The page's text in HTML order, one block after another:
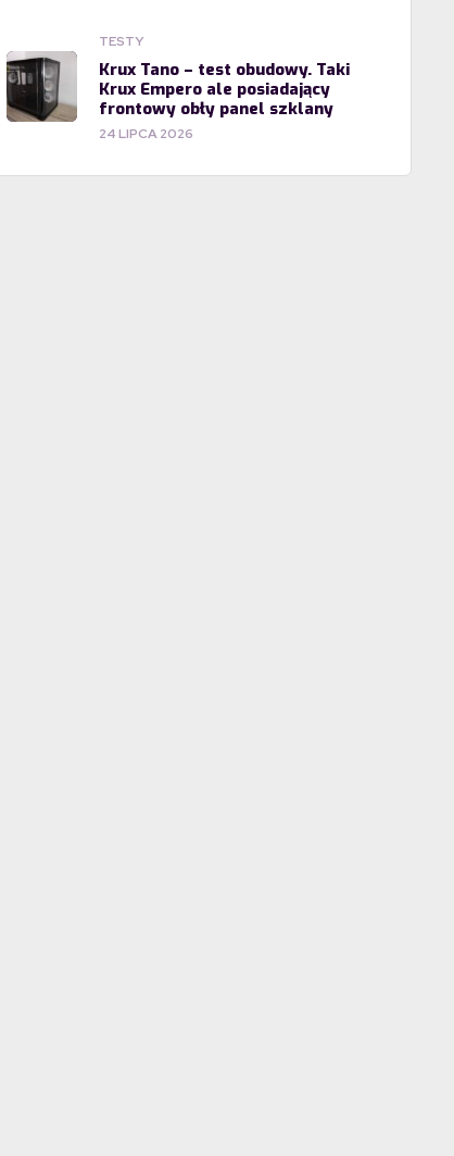
TESTY
Krux Tano – test obudowy. Taki
Krux Empero ale posiadający
frontowy obły panel szklany
24 LIPCA 2026